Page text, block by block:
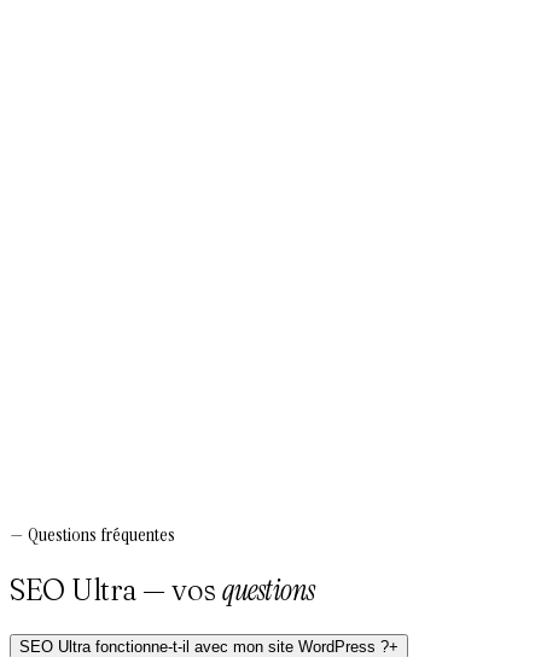
— Questions fréquentes
SEO Ultra — vosquestions
SEO Ultra fonctionne-t-il avec mon site WordPress ?+